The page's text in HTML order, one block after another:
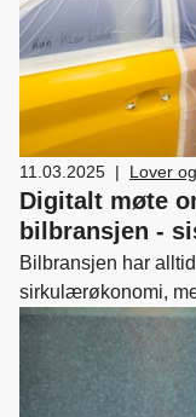
11.03.2025 | Lover
fakta,
Digitalt møte
bilbransjen -
Bilbransjen har
sirkulærøkonomi,
bransjen i Norge?
av likeverdige
aktørene i praksis?